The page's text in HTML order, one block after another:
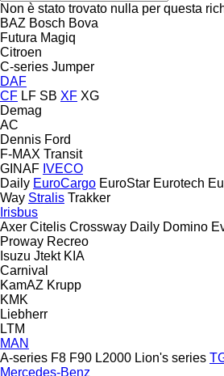
Non è stato trovato nulla per questa
BAZ Bosch Bova
Futura Magiq
Citroen
C-series Jumper
DAF
CF LF SB XF XG
Demag
AC
Dennis Ford
F-MAX Transit
GINAF IVECO
Daily EuroCargo EuroStar Eurotech
Way Stralis Trakker
Irisbus
Axer Citelis Crossway Daily Domino
Proway Recreo
Isuzu Jtekt KIA
Carnival
KamAZ Krupp
KMK
Liebherr
LTM
MAN
A-series F8 F90 L2000 Lion's series
Mercedes-Benz